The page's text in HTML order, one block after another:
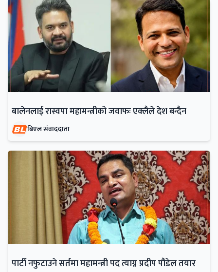
बालेनलाई रास्वपा महामन्त्रीको जवाफः एक्लैले देश बन्दैन
बिएल संवाददाता
पार्टी नफुटाउने सर्तमा महामन्त्री पद त्याग्न प्रदीप पौडेल तयार